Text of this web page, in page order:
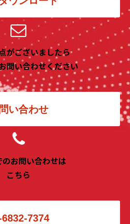
がございましたら
問い合わせください
い合わせ
お問い合わせは
こちら
7374